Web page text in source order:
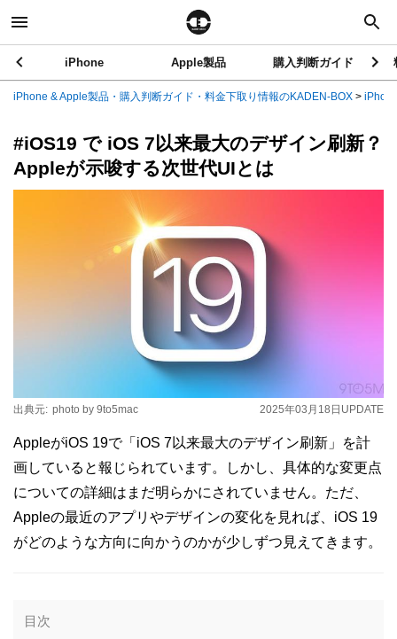
iPhone Apple製品 購入判断ガイド
iPhone & Apple製品・購入判断ガイド・料金下取り情報のKADEN-BOX >
#iOS19 で iOS 7以来最大のデザイン刷新？
Appleが示唆する次世代UIとは
2025年03月18日 UPDATE
出典元: photo by 9to5mac
AppleがiOS 19で「iOS 7以来最大のデザイン刷新」を計
画していると報じられています。しかし、具体的な変更点
についての詳細はまだ明らかにされていません。ただ、
Appleの最近のアプリやデザインの変化を見れば、iOS 19
がどのような方向に向かうのかが少しずつ見えてきます。
目次